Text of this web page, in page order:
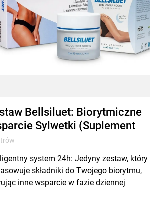
Bellsiluet: Biorytmiczne
Sylwetki (Suplement
Noc+Krem)
system 24h: Jedyny zestaw, który
składniki do Twojego biorytmu,
inne wsparcie w fazie dziennej